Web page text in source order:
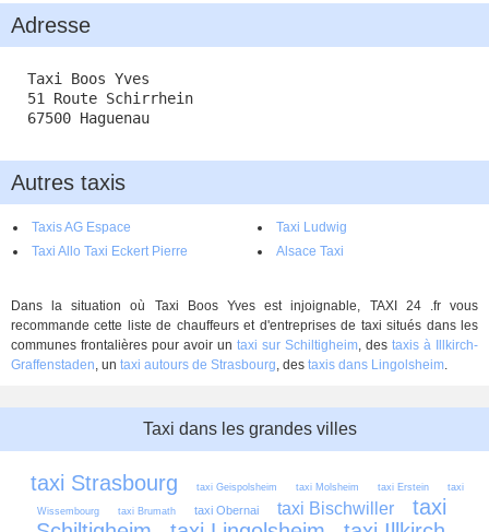
Adresse
Taxi Boos Yves
51 Route Schirrhein
67500 Haguenau
Autres taxis
Taxis AG Espace
Taxi Ludwig
Taxi Allo Taxi Eckert Pierre
Alsace Taxi
Dans la situation où Taxi Boos Yves est injoignable, TAXI 24 .fr vous
recommande cette liste de chauffeurs et d'entreprises de taxi situés dans les
communes frontalières pour avoir un taxi sur Schiltigheim, des taxis à Illkirch-
Graffenstaden, un taxi autours de Strasbourg, des taxis dans Lingolsheim.
Taxi dans les grandes villes
taxi Strasbourg taxi Geispolsheim taxi Molsheim taxi Erstein taxi
Wissembourg taxi Brumath taxi Obernai taxi Bischwiller
taxi